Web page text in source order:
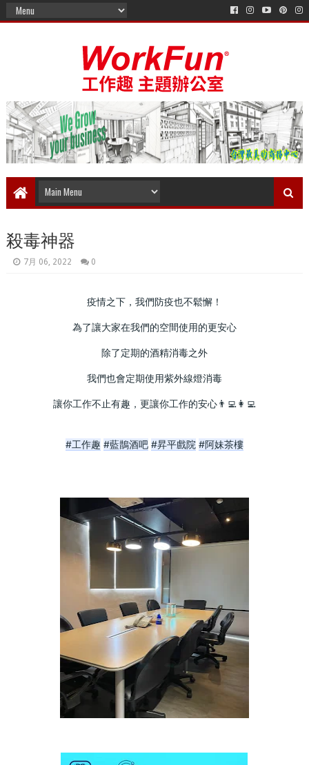
殺毒神器
7月 06, 2022 0
疫情之下，我們防疫也不鬆懈！
為了讓大家在我們的空間使用的更安心
除了定期的酒精消毒之外
我們也會定期使用紫外線燈消毒
讓你工作不止有趣，更讓你工作的安心👨‍💻👩‍💻
#工作趣 #藍鵲酒吧 #昇平戲院 #阿妹茶樓